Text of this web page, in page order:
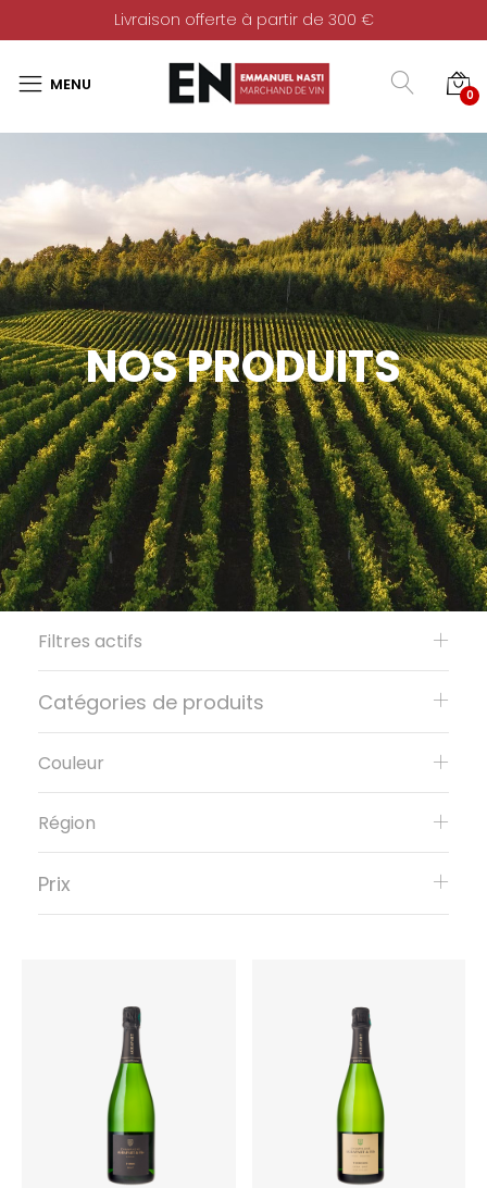
Livraison offerte à partir de 300 €
0
NOS PRODUITS
Filtres actifs
Catégories de produits
Couleur
Région
Prix